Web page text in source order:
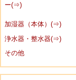
ー(⇒)
加湿器（本体）(⇒)
浄水器・整水器(⇒)
その他